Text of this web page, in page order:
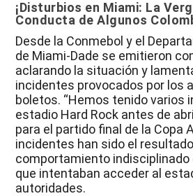
¡Disturbios en Miami: La
Conducta de Algunos
Desde la Conmebol y el
de Miami-Dade se emitieron
aclarando la situación y
incidentes provocados por los
boletos. “Hemos tenido varios
estadio Hard Rock antes de
para el partido final de la Copa
incidentes han sido el
comportamiento
que intentaban acceder al
autoridades.